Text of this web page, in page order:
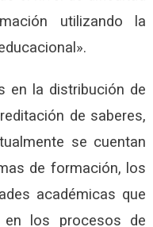
utilizando la
en la distribución de
de saberes,
se cuentan
de formación, los
académicas que
los procesos de